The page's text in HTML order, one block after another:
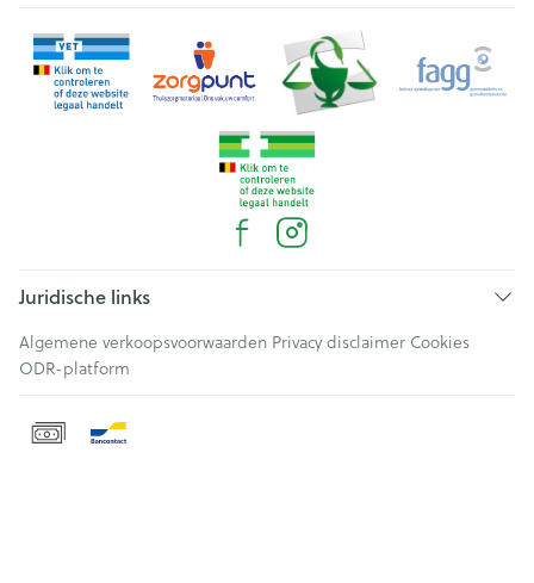
Juridische links
Algemene verkoopsvoorwaarden Privacy disclaimer Cookies
ODR-platform